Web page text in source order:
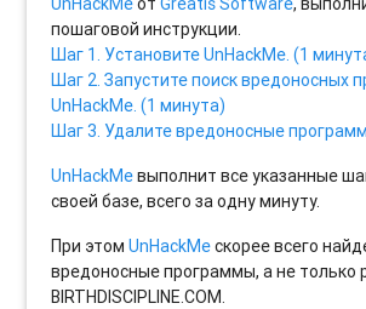
пошаговой инструкции.
Шаг 1. Установите UnHackMe. (1
Шаг 2. Запустите поиск вредоносных
UnHackMe. (1 минута)
Шаг 3. Удалите вредоносные
UnHackMeвыполнит все указанные
своей базе, всего за одну минуту.
При этомUnHackMeскорее всего
вредоносные программы, а не только
BIRTHDISCIPLINE.COM.